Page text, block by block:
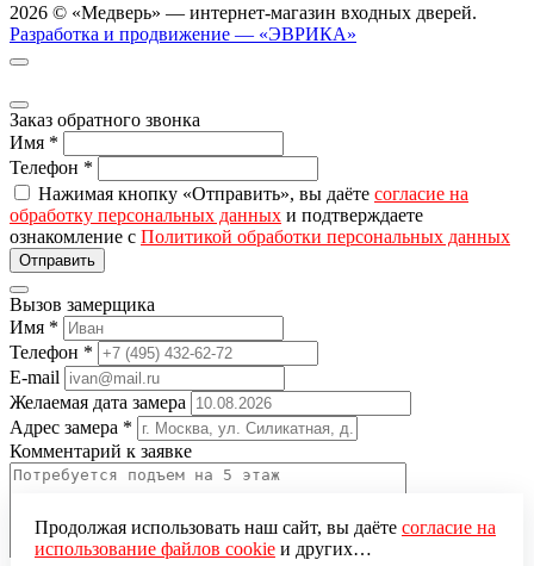
2026 © «Медверь» — интернет-магазин входных дверей.
Разработка и продвижение — «ЭВРИКА»
Заказ обратного звонка
Имя *
Телефон *
Нажимая кнопку «Отправить», вы даёте согласие на
обработку персональных данных и подтверждаете
ознакомление с Политикой обработки персональных данных
Вызов замерщика
Имя *
Телефон *
E-mail
Желаемая дата замера
Адрес замера *
Комментарий к заявке
Продолжая использовать наш сайт, вы даёте согласие на
использование файлов cookieи других